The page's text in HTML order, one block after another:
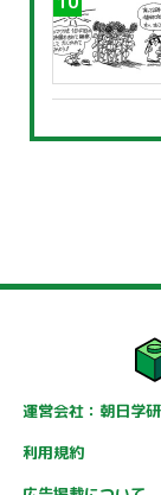
運営会社：朝日学
利用規約